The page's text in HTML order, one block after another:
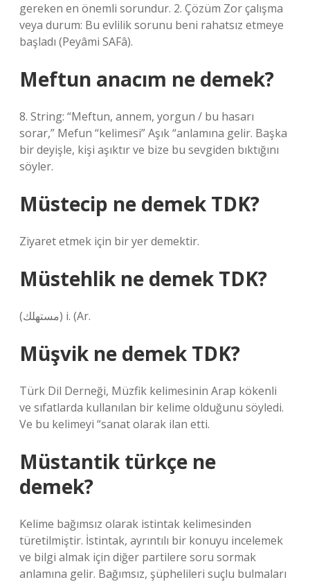
gereken en önemli sorundur. 2. Çözüm Zor çalışma
veya durum: Bu evlilik sorunu beni rahatsız etmeye
başladı (Peyâmi SAFâ).
Meftun anacım ne demek?
8. String: “Meftun, annem, yorgun / bu hasarı
sorar,” Mefun “kelimesi” Aşık “anlamına gelir. Başka
bir deyişle, kişi aşıktır ve bize bu sevgiden bıktığını
söyler.
Müstecip ne demek TDK?
Ziyaret etmek için bir yer demektir.
Müstehlik ne demek TDK?
(ﻣﺴﺘﻬﻠﻚ) i. (Ar.
Müşvik ne demek TDK?
Türk Dil Derneği, Müzfik kelimesinin Arap kökenli
ve sıfatlarda kullanılan bir kelime olduğunu söyledi.
Ve bu kelimeyi “sanat olarak ilan etti.
Müstantik türkçe ne
demek?
Kelime bağımsız olarak istintak kelimesinden
türetilmiştir. İstintak, ayrıntılı bir konuyu incelemek
ve bilgi almak için diğer partilere soru sormak
anlamına gelir. Bağımsız, şüphelileri suçlu bulmaları